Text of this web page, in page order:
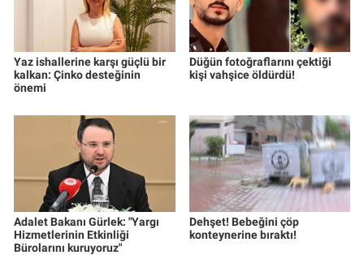
Yaz ishallerine karşı güçlü bir
kalkan: Çinko desteğinin
önemi
Düğün fotoğraflarını çektiği
kişi vahşice öldürdü!
Adalet Bakanı Gürlek: "Yargı
Hizmetlerinin Etkinliği
Bürolarını kuruyoruz"
Dehşet! Bebeğini çöp
konteynerine bıraktı!